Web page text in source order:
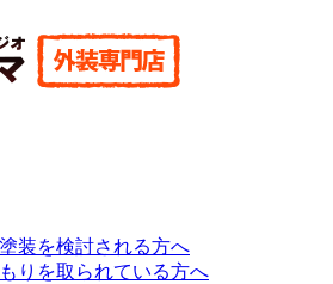
装を検討される方へ
りを取られている方へ